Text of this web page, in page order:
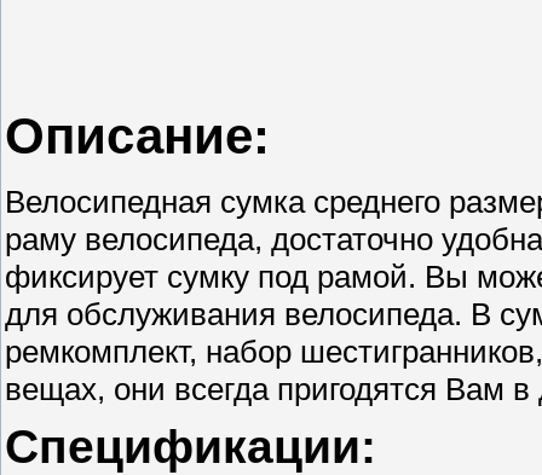
Описание:
Велосипедная сумка среднего
раму велосипеда, достаточно
фиксирует сумку под рамой. Вы
для обслуживания велосипеда. В
ремкомплект, набор
вещах, они всегда пригодятся Вам в
Спецификации: